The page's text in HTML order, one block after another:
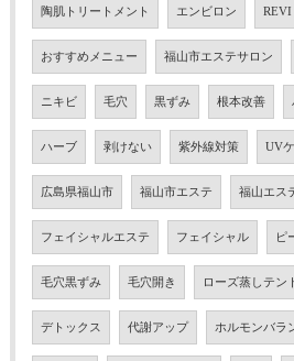
陶肌トリートメント エンビロン REVI
おすすめメニュー 福山市エステサロン
ニキビ 毛穴 黒ずみ 根本改善
ハーブ 剥けない 紫外線対策 UV
広島県福山市 福山市エステ 福山エス
フェイシャルエステ フェイシャル ピ
毛穴黒ずみ 毛穴開き ローズ蒸しテン
デトックス 代謝アップ ホルモンバラ